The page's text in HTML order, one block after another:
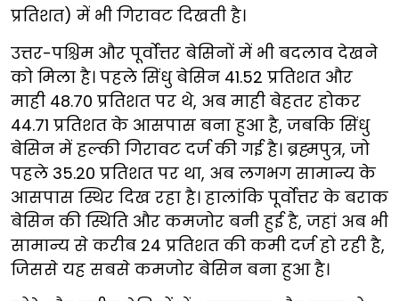
प्रतिशत) में भी गिरावट दिखती है।
उत्तर-पश्चिम और पूर्वोत्तर बेसिनों में भी बदलाव देखने
को मिला है। पहले सिंधु बेसिन 41.52 प्रतिशत और
माही 48.70 प्रतिशत पर थे, अब माही बेहतर होकर
44.71 प्रतिशत के आसपास बना हुआ है, जबकि सिंधु
बेसिन में हल्की गिरावट दर्ज की गई है। ब्रह्मपुत्र, जो
पहले 35.20 प्रतिशत पर था, अब लगभग सामान्य के
आसपास स्थिर दिख रहा है। हालांकि पूर्वोत्तर के बराक
बेसिन की स्थिति और कमजोर बनी हुई है, जहां अब भी
सामान्य से करीब 24 प्रतिशत की कमी दर्ज हो रही है,
जिससे यह सबसे कमजोर बेसिन बना हुआ है।